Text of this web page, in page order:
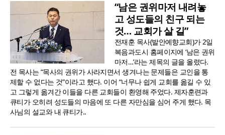
“남은 권위마저 내려놓
고 성도들의 친구 되는
것… 교회가 살 길”
전재훈 목사(발안예향교회)가 2일
복음과도시 홈페이지에 ‘남은 권위
마저…’라는 제목의 글을 올렸다.
전 목사는 “목사의 권위가 사라지면서 생겨나는 문제들은 교인을 통
제할 수 없다는 것”이라고 했다. 이어 “너무나 쉽게 교회를 옮길 수 있
고 그렇게 옮겨간 이들을 다른 교회들이 환영해 주었다. 제자훈련과
큐티가 오히려 성도들의 마음에 또 다른 자만심을 심어 주게 했다. 목
사님의 설교와 내 큐티가..